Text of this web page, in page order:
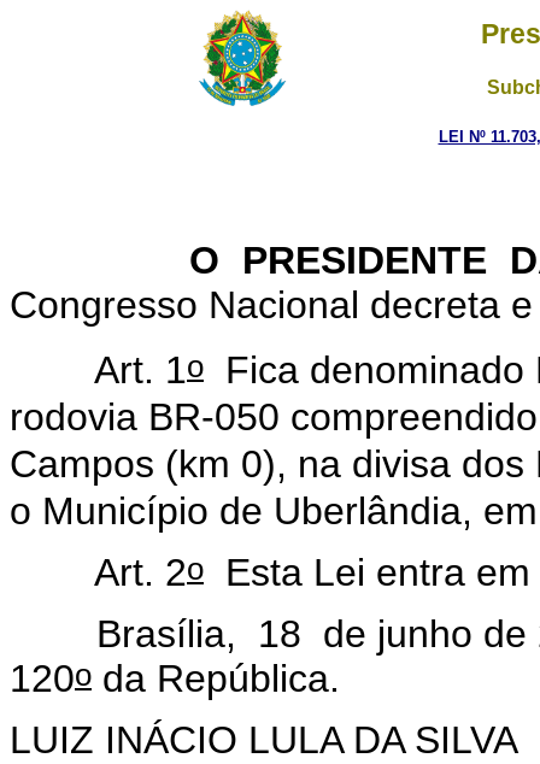
LEI Nº
O PRESIDENTE DA
Congresso Nacional decreta
Art. 1o Fica denominado
rodovia BR-050
Campos (km 0), na divisa
o Município de Uberlândia,
Art. 2o Esta Lei entra
Brasília, 18 de junho de
120o da República.
LUIZ INÁCIO LULA DA SILVA